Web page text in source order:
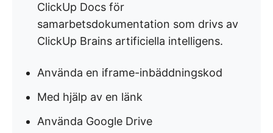
ClickUp Docs för
samarbetsdokumentation som drivs av
ClickUp Brains artificiella intelligens.
Använda en iframe-inbäddningskod
Med hjälp av en länk
Använda Google Drive